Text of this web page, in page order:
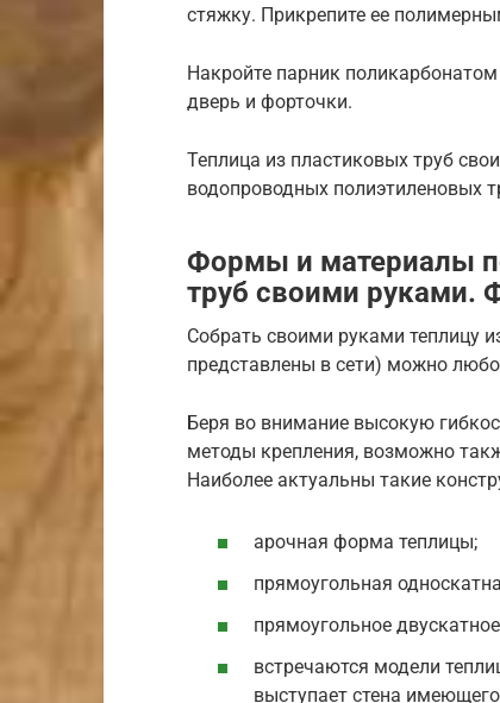
стяжку. Прикрепите ее
Накройте парник
дверь и форточки.
Теплица из пластиковых труб
водопроводных полиэтиленовых
Формы и материалы
труб своими руками.
Собрать своими руками теплицу
представлены в сети) можно
Беря во внимание высокую
методы крепления, возможно
Наиболее актуальны такие
арочная форма теплицы;
прямоугольная
прямоугольное
встречаются модели
выступает стена